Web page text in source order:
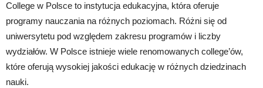
College w Polsce to instytucja edukacyjna, która oferuje
programy nauczania na różnych poziomach. Różni się od
uniwersytetu pod względem zakresu programów i liczby
wydziałów. W Polsce istnieje wiele renomowanych college’ów,
które oferują wysokiej jakości edukację w różnych dziedzinach
nauki.